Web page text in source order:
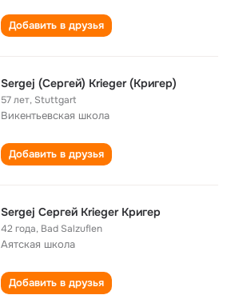
Добавить в друзья
Sergej (Cергей) Krieger (Кригер)
57 лет, Stuttgart
Викентьевская школа
Добавить в друзья
Sergej Сергей Krieger Кригер
42 года, Bad Salzuflen
Аятская школа
Добавить в друзья